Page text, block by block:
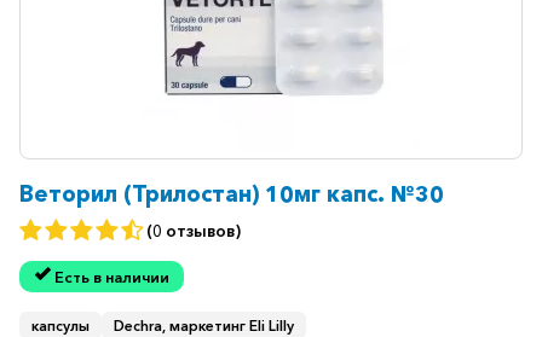
Веторил (Трилостан) 10мг капс. №30
(0 отзывов)
Есть в наличии
капсулы Dechra, маркетинг Eli Lilly